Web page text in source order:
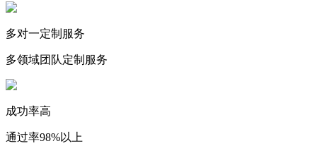
多对一定制服务
多领域团队定制服务
成功率高
通过率98%以上